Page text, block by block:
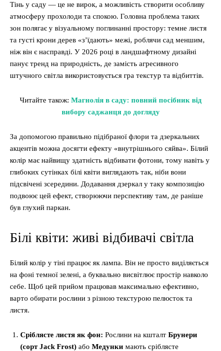
Тінь у саду — це не вирок, а можливість створити особливу
атмосферу прохолоди та спокою. Головна проблема таких
зон полягає у візуальному поглинанні простору: темне листя
та густі крони дерев «з’їдають» межі, роблячи сад меншим,
ніж він є насправді. У 2026 році в ландшафтному дизайні
панує тренд на природність, де замість агресивного
штучного світла використовується гра текстур та відбиттів.
Читайте також: Магнолія в саду: повний посібник від
вибору саджанця до догляду
За допомогою правильно підібраної флори та дзеркальних
акцентів можна досягти ефекту «внутрішнього сяйва». Білий
колір має найвищу здатність відбивати фотони, тому навіть у
глибоких сутінках білі квіти виглядають так, ніби вони
підсвічені зсередини. Додавання дзеркал у таку композицію
подвоює цей ефект, створюючи перспективу там, де раніше
був глухий паркан.
Білі квіти: живі відбивачі світла
Білий колір у тіні працює як лампа. Він не просто виділяється
на фоні темної зелені, а буквально висвітлює простір навколо
себе. Щоб цей прийом працював максимально ефективно,
варто обирати рослини з різною текстурою пелюсток та
листя.
Сріблясте листя як фон: Рослини на кшталт Брунери
(сорт Jack Frost) або Медунки мають сріблясте